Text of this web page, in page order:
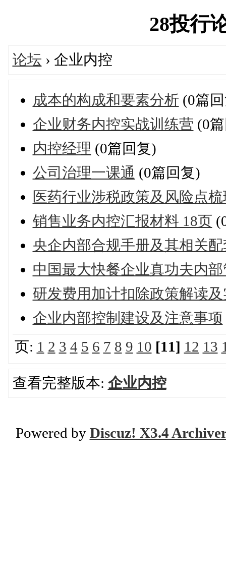
28投行
论坛 › 企业内控
成本的构成和要素分析 (0篇
企业财务内控实战训练营 (0
内控经理 (0篇回复)
公司治理一课通 (0篇回复)
医药行业涉税政策及风险点梳
销售业务内控汇报材料 18页
央企内部合规手册及其相关
中国最大快餐企业真功夫内
研发费用加计扣除政策解读
企业内部控制建设及注意事项
页: 1 2 3 4 5 6 7 8 9 10 [11] 12 13
查看完整版本: 企业内控
Powered by Discuz! X3.4